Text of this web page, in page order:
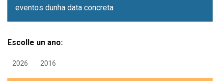
eventos dunha data concreta
Escolle un ano:
2026 2016